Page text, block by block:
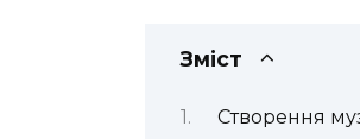
Зміст
Створення